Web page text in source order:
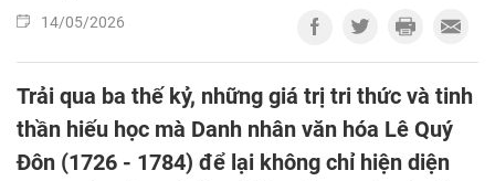
14/05/2026
Trải qua ba thế kỷ, những giá trị tri thức và tinh
thần hiếu học mà Danh nhân văn hóa Lê Quý
Đôn (1726 - 1784) để lại không chỉ hiện diện